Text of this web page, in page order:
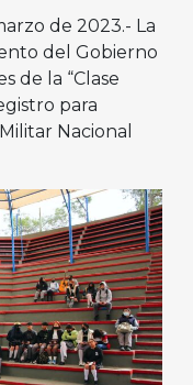
de 2023.- La
del Gobierno
de la “Clase
para
Nacional